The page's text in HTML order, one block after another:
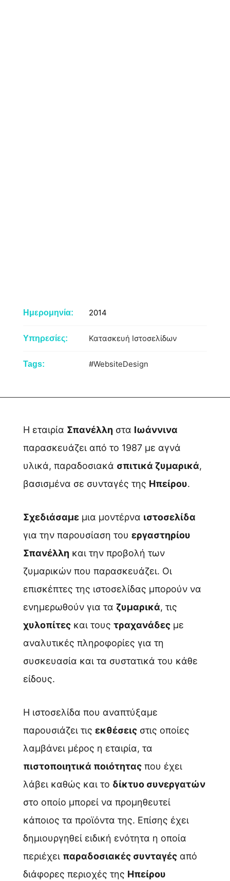
Η εταιρία Σπανέλληστα Ιωάννινα
παρασκευάζει από το 1987 με αγνά
υλικά, παραδοσιακά σπιτικά ζυμαρικά,
βασισμένα σε συνταγές της Ηπείρου.
Σχεδιάσαμεμια μοντέρνα ιστοσελίδα
για την παρουσίαση του εργαστηρίου
Σπανέλληκαι την προβολή των
ζυμαρικών που παρασκευάζει. Οι
επισκέπτες της ιστοσελίδας μπορούν να
ενημερωθούν για τα ζυμαρικά, τις
χυλοπίτεςκαι τους τραχανάδεςμε
αναλυτικές πληροφορίες για τη
συσκευασία και τα συστατικά του κάθε
είδους.
Η ιστοσελίδα που αναπτύξαμε
παρουσιάζει τις εκθέσειςστις οποίες
λαμβάνει μέρος η εταιρία, τα
πιστοποιητικά ποιότηταςπου έχει
λάβει καθώς και το δίκτυο συνεργατών
στο οποίο μπορεί να προμηθευτεί
κάποιος τα προϊόντα της. Επίσης έχει
δημιουργηθεί ειδική ενότητα η οποία
περιέχει παραδοσιακές συνταγέςαπό
διάφορες περιοχές της Ηπείρου
Ημερομηνία: 2014
Υπηρεσίες: Κατασκευή Ιστοσελίδων
Tags: #WebsiteDesign